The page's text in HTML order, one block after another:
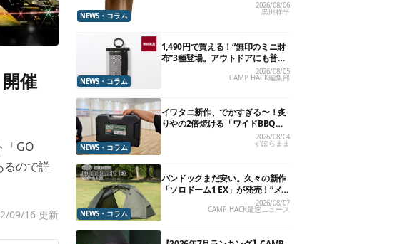
催
「GO
るので詳
09/16 更新
NEWS・コラム
2026/08/06
黒田祥平
NEWS・コラム
1,490円で買える！“無印のミニ財
布”3種登場。アウトドアにも普段
2026/08/05
CAMP HACK編集部
NEWS・コラム
イワタニ新作、でかすぎる〜！炙
りやの2倍焼ける「ワイドBBQグ
リル」で“豪快焼肉”できるよ【再
販開始】
2026/08/04
ずぼらまま
NEWS・コラム
バンドックまだ安い。久々の新作
「ソロドーム1 EX」が発売！“メ
ッシュインナー”だけでも使える
よ【防災も◎】
2026/08/07
CAMP HACK最速ニュース